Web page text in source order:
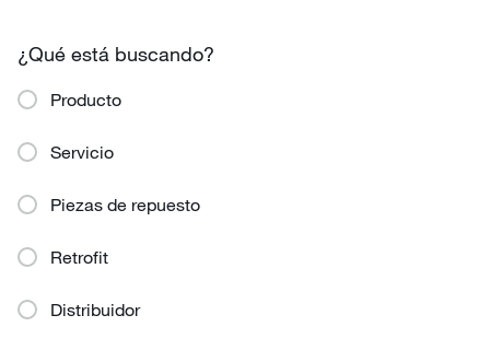
¿Qué está buscando?
Producto
Servicio
Piezas de repuesto
Retrofit
Distribuidor